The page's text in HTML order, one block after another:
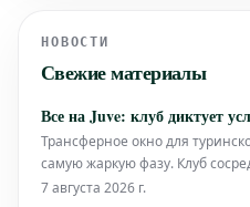
Ковач не
НОВОСТИ
Свежие материалы
Все на Juve: клуб диктует
Трансферное окно для
самую жаркую фазу. Клуб
приобретении трех ключевых
7 августа 2026 г.